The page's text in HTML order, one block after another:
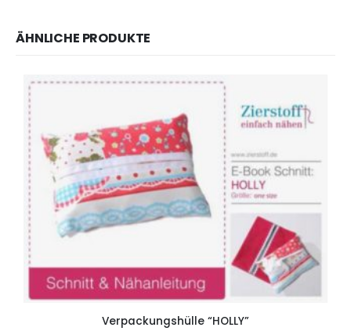
ÄHNLICHE PRODUKTE
Verpackungshülle “HOLLY”